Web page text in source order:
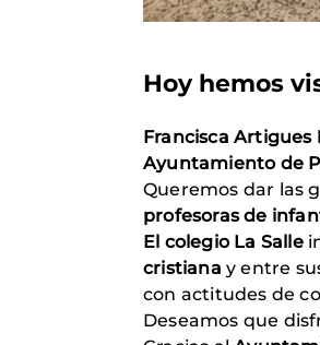
Hoy hemos
Francisca Artigues
Ayuntamiento de
Queremos dar las
profesoras de
El colegio La Salle
cristiana y entre
con actitudes de
Deseamos que